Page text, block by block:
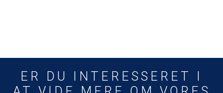
ER DU INTERESSERET I